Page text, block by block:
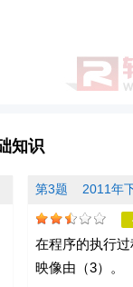
知识
第3题 2011年
在程序的执行
映像由（3）。